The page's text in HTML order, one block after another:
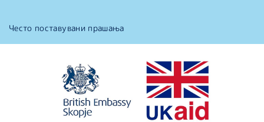
Често поставувани прашања